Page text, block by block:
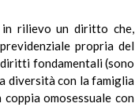
in rilievo un diritto che,
propria del
fondamentali (sono
diversità con la famiglia
omosessuale con